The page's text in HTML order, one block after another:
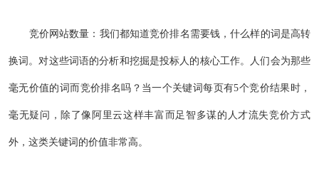
竞价网站数量：我们都知道竞价排名需要钱，什么样的词是高转
换词。对这些词语的分析和挖掘是投标人的核心工作。人们会为那些
毫无价值的词而竞价排名吗？当一个关键词每页有5个竞价结果时，
毫无疑问，除了像阿里云这样丰富而足智多谋的人才流失竞价方式
外，这类关键词的价值非常高。